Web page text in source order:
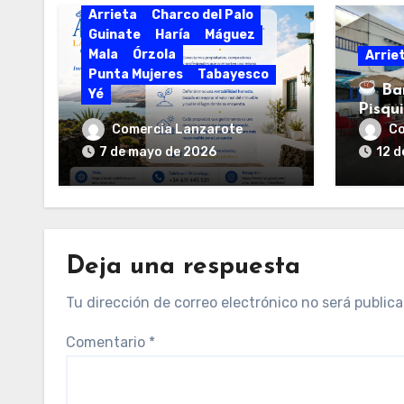
Arrieta
Charco del Palo
Guinate
Haría
Máguez
Mala
Órzola
Punta Mujeres
Tabayesco
Yé
AMA Lanzarote
Inmobiliaria
Comercia Lanzarote
7 de mayo de 2026
12
Deja una respuesta
Tu dirección de correo electrónico no será
Comentario *